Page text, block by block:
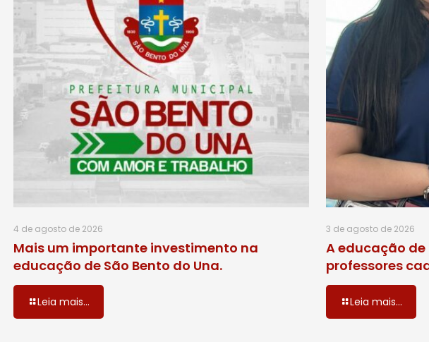
4 de agosto de 2026
Mais um importante investimento na
educação de São Bento do Una.
Leia mais...
3 de agosto de 2026
A educação
professores
Leia mais...